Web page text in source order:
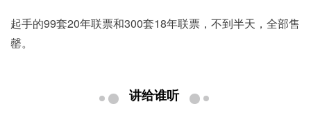
起手的99套20年联票和300套18年联票，不到半天，全部售
罄。
讲给谁听